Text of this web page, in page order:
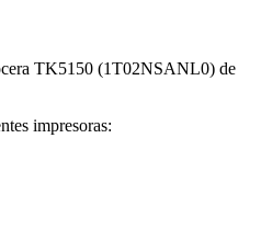
TK5150 (1T02NSANL0) de
impresoras: